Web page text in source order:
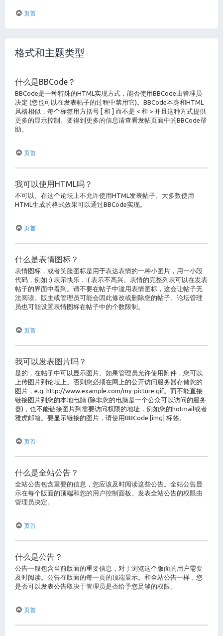
页首
格式和主题类型
什么是BBCode？
BBCode是一种特殊的HTML实现方式，能否使用BBCode由管理员
决定 (您也可以在发表帖子的过程中禁用它)。BBCode本身和HTML
风格相似，每个标签用方括号 [ 和 ] 而不是 < 和 > 并且这种方式提供
更多的显示控制。要得到更多的信息请查看发帖页面中的BBCode帮
助。
页首
我可以使用HTML吗？
不可以。在这个论坛上不允许使用HTML发表帖子。大多数使用
HTML生成的格式效果可以通过BBCode实现。
页首
什么是表情图标？
表情图标，或者笑脸图标是用于表达表情的一种小图片，用一小段
代码，例如 :) 表示快乐，:( 表示不高兴。表情的完整列表可以在发表
帖子的界面中看到。请不要在帖子中滥用表情图标，这会让帖子无
法阅读。版主或管理员可能会因此修改或删除您的帖子。论坛管理
员也可能设置表情图标在帖子中的个数限制。
页首
我可以发表图片吗？
是的，在帖子中可以显示图片。如果管理员允许使用附件，您可以
上传图片到论坛上。否则您必须在网上的公开访问服务器存储您的
图片，e.g. http://www.example.com/my-picture.gif。而不能直接
链接图片到您的本地电脑 (除非您的电脑是一个公众可以访问的服务
器)，也不能链接图片到需要访问权限的地址，例如您的hotmail或者
雅虎邮箱。要显示链接的图片，请使用BBCode [img] 标签。
页首
什么是全站公告？
全站公告包含重要的信息，您应该及时阅读这些公告。全站公告显
示在每个版面的顶端和您的用户控制面板。发表全站公告的权限由
管理员决定。
页首
什么是公告？
公告一般包含当前版面的重要信息，对于浏览这个版面的用户需要
及时阅读。公告在版面的每一页的顶端显示。和全站公告一样，您
是否可以发表公告取决于管理员是否给予您足够的权限。
页首